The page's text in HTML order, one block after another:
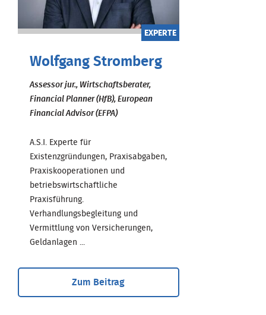
EXPERTE
Wolfgang Stromberg
Assessor jur., Wirtschaftsberater,
Financial Planner (HfB), European
Financial Advisor (EFPA)
A.S.I. Experte für
Existenzgründungen, Praxisabgaben,
Praxiskooperationen und
betriebswirtschaftliche
Praxisführung.
Verhandlungsbegleitung und
Vermittlung von Versicherungen,
Geldanlagen ...
Zum Beitrag